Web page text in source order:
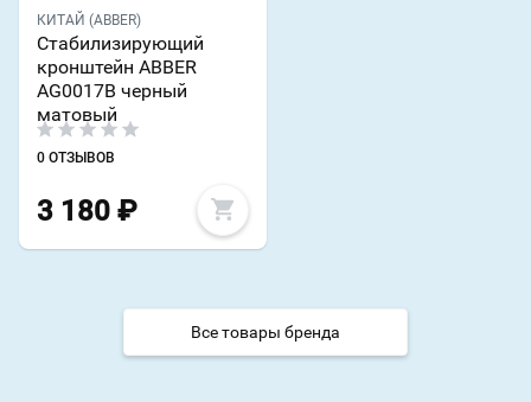
КИТАЙ (ABBER)
Стабилизирующий
кронштейн ABBER
AG0017B черный
матовый
0 ОТЗЫВОВ
3 180 ₽
Все товары бренда